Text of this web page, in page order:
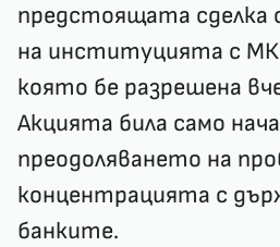
предстоящата сделка
на институцията с
която бе разрешена
Акцията била само
преодоляването на
концентрацията с
банките.